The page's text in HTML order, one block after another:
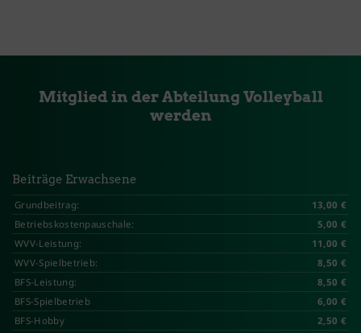
Mitglied in der Abteilung Volleyball
werden
Beiträge Erwachsene
Grundbeitrag:
13,00 €
Betriebskostenpauschale:
5,00 €
WVV-Leistung:
11,00 €
WVV-Spielbetrieb:
8,50 €
BFS-Leistung:
8,50 €
BFS-Spielbetrieb
6,00 €
BFS-Hobby
2,50 €